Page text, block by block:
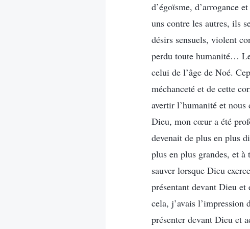
d’égoïsme, d’arrogance
uns contre les autres, ils
désirs sensuels, violent
perdu toute humanité…
celui de l’âge de Noé.
méchanceté et de cette
avertir l’humanité et
Dieu, mon cœur a été
devenait de plus en plus
plus en plus grandes, et à
sauver lorsque Dieu
présentant devant Dieu et
cela, j’avais
présenter devant Dieu et